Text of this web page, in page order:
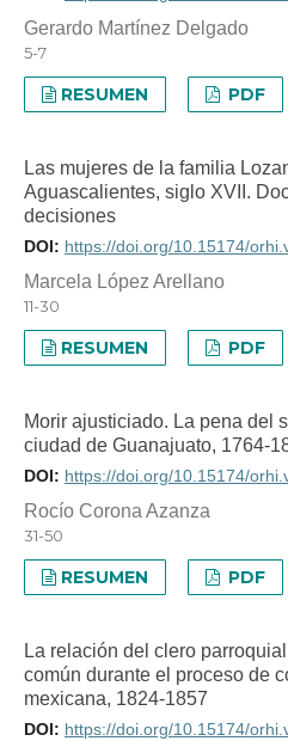
Gerardo Martínez Delgado
5-7
RESUMEN PDF
Las mujeres de la familia
Aguascalientes, siglo XVII.
decisiones
DOI: https://doi.org/10.15174/
Marcela López Arellano
11-30
RESUMEN PDF
Morir ajusticiado. La pena del
ciudad de Guanajuato, 1764-
DOI: https://doi.org/10.15174/
Rocío Corona Azanza
31-50
RESUMEN PDF
La relación del clero
común durante el proceso de
mexicana, 1824-1857
DOI: https://doi.org/10.15174/